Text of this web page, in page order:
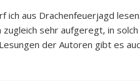
ich aus Drachenfeuerjagd
sehr aufgeregt, in
der Autoren gibt es